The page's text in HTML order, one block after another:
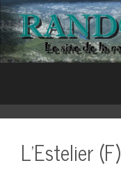
Aller
au
contenu
L’Estelier (F)